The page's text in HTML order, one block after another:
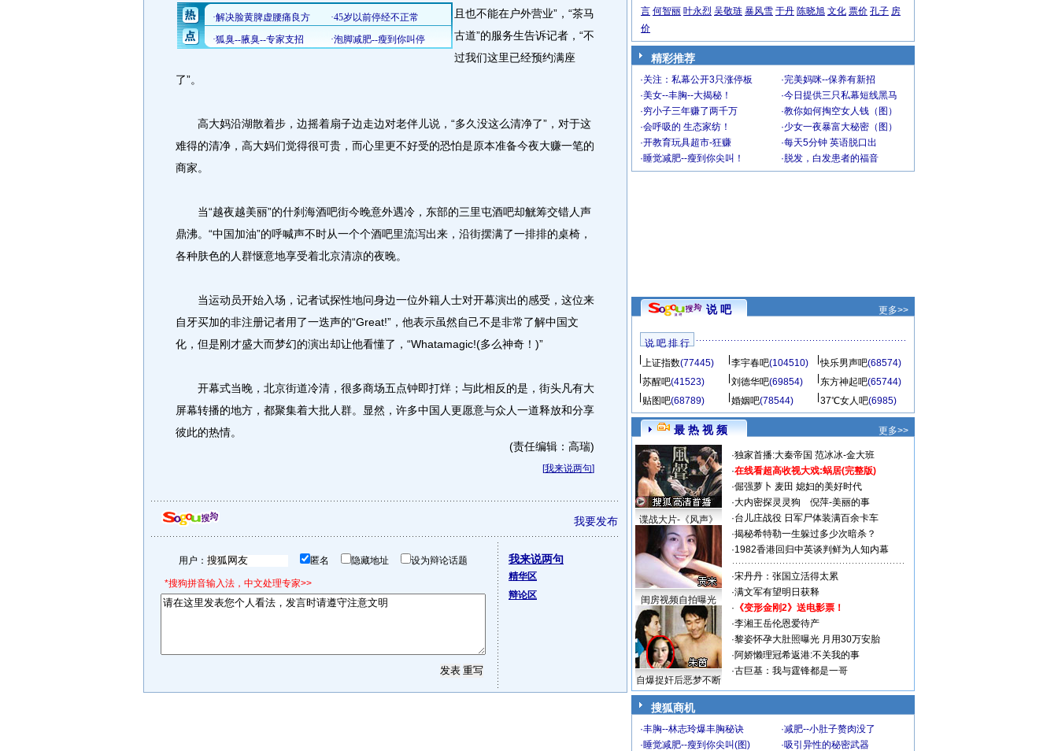
且也不能在户外营业”，“茶马
古道”的服务生告诉记者，“不
过我们这里已经预约满座
了”。
高大妈沿湖散着步，边摇着扇子边走边对老伴儿说，“多久没这么清净了”，对于这
难得的清净，高大妈们觉得很可贵，而心里更不好受的恐怕是原本准备今夜大赚一笔的
商家。
当“越夜越美丽”的什刹海酒吧街今晚意外遇冷，东部的三里屯酒吧却觥筹交错人声
鼎沸。“中国加油”的呼喊声不时从一个个酒吧里流泻出来，沿街摆满了一排排的桌椅，
各种肤色的人群惬意地享受着北京清凉的夜晚。
当运动员开始入场，记者试探性地问身边一位外籍人士对开幕演出的感受，这位来
自牙买加的非注册记者用了一迭声的“Great!”，他表示虽然自己不是非常了解中国文
化，但是刚才盛大而梦幻的演出却让他看懂了，“Whatamagic!(多么神奇！)”
开幕式当晚，北京街道冷清，很多商场五点钟即打烊；与此相反的是，街头凡有大
屏幕转播的地方，都聚集着大批人群。显然，许多中国人更愿意与众人一道释放和分享
彼此的热情。
(责任编辑：高瑞)
[我来说两句]
我要发布
用户： 匿名 隐藏地址 设为辩论话题
*搜狗拼音输入法，中文处理专家>>
我来说两句
精华区
辩论区
言 何智丽 叶永烈 吴敬琏 暴风雪 于丹 陈晓旭 文化 票价 孔子 房
价
精彩推荐
·关注：私幕公开3只涨停板 ·完美妈咪--保养有新招
·美女--丰胸--大揭秘！ ·今日提供三只私幕短线黑马
·穷小子三年赚了两千万 ·教你如何掏空女人钱（图）
·会呼吸的 生态家纺！ ·少女一夜暴富大秘密（图）
·开教育玩具超市-狂赚 ·每天5分钟 英语脱口出
·睡觉减肥--瘦到你尖叫！ · 脱发，白发患者的福音
说 吧 更多>>
说 吧 排 行
上证指数(77445) 李宇春吧(104510) 快乐男声吧(68574)
苏醒吧(41523) 刘德华吧(69854) 东方神起吧(65744)
贴图吧(68789) 婚姻吧(78544) 37℃女人吧(6985)
最 热 视 频 更多>>
谍战大片-《风声》
闺房视频自拍曝光
自爆捉奸后恶梦不断
·独家首播:大秦帝国 范冰冰-金大班
·在线看超高收视大戏:蜗居(完整版)
·倔强萝卜 麦田 媳妇的美好时代
·大内密探灵灵狗
倪萍-美丽的事
·台儿庄战役 日军尸体装满百余卡车
·揭秘希特勒一生躲过多少次暗杀？
·1982香港回归中英谈判鲜为人知内幕
·宋丹丹：张国立活得太累
·满文军有望明日获释
· 《变形金刚2》送电影票！
·李湘王岳伦恩爱待产
·黎姿怀孕大肚照曝光 月用30万安胎
·阿娇懒理冠希返港:不关我的事
·古巨基：我与霆锋都是一哥
搜狐商机
·丰胸--林志玲爆丰胸秘诀 ·减肥--小肚子赘肉没了
·睡觉减肥--瘦到你尖叫(图) ·吸引异性的秘密武器